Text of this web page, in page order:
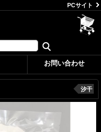
PCサイト
お問い合わせ
汐干